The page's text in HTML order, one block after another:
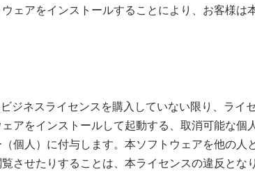
ェアをインストールすることにより、お客様は
ジネスライセンスを購入していない限り、ライ
アをインストールして起動する、取消可能な個
個人）に付与します。本ソフトウェアを他の人
させたりすることは、本ライセンスの違反とな